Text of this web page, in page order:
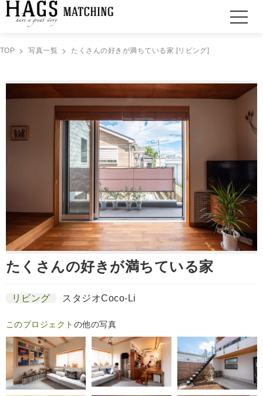
TOP 写真一覧 たくさんの好きが満ちている家 [リビング]
たくさんの好きが満ちている家
リビング スタジオCoco-Li
このプロジェクト の他の写真